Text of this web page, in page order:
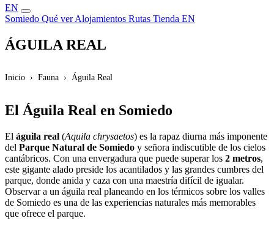
EN
Somiedo Qué verAlojamientos Rutas Tienda EN
ÁGUILA REAL
Inicio Fauna Águila Real
El Águila Real en Somiedo
El águila real (Aquila chrysaetos) es la rapaz diurna más imponente
del Parque Natural de Somiedo y señora indiscutible de los cielos
cantábricos. Con una envergadura que puede superar los 2 metros,
este gigante alado preside los acantilados y las grandes cumbres del
parque, donde anida y caza con una maestría difícil de igualar.
Observar a un águila real planeando en los térmicos sobre los valles
de Somiedo es una de las experiencias naturales más memorables
que ofrece el parque.